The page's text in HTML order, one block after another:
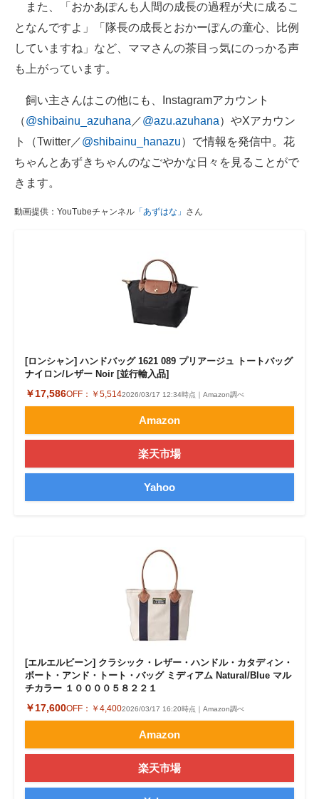
また、「おかあぽんも人間の成長の過程が犬に成るこ
となんですよ」「隊長の成長とおかーぽんの童心、比例
していますね」など、ママさんの茶目っ気にのっかる声
も上がっています。
飼い主さんはこの他にも、Instagramアカウント
（@shibainu_azuhana ／@azu.azuhana）やXアカウン
ト（Twitter／@shibainu_hanazu）で情報を発信中。花
ちゃんとあずきちゃんのなごやかな日々を見ることがで
きます。
動画提供：YouTubeチャンネル 「あずはな」 さん
[ロンシャン] ハンドバッグ 1621 089 プリアージュ トートバッグ
ナイロン/レザー Noir [並行輸入品]
￥17,586OFF： ￥5,5142026/03/17 12:34時点｜Amazon調べ
Amazon
楽天市場
Yahoo
[エルエルビーン] クラシック・レザー・ハンドル・カタディン・
ボート・アンド・トート・バッグ ミディアム Natural/Blue マル
チカラー １００００５８２２１
￥17,600OFF： ￥4,4002026/03/17 16:20時点｜Amazon調べ
Amazon
楽天市場